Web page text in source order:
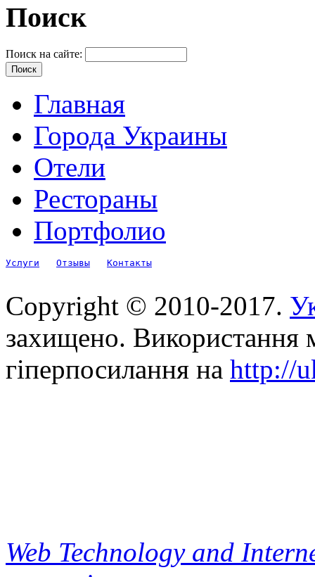
Поиск
Поиск на сайте:
Главная
Города Украины
Отели
Рестораны
Портфолио
Услуги Отзывы Контакты
Copyright © 2010-2017.
захищено. Використання
гіперпосилання на http://
Web Technology and